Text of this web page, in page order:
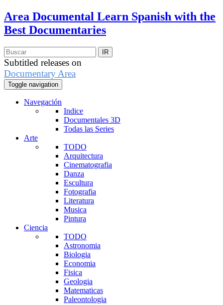
Area Documental Learn Spanish with the
Best Documentaries
Subtitled releases on
Documentary Area
Toggle navigation
Navegación
Indice
Documentales 3D
Todas las Series
Arte
TODO
Arquitectura
Cinematografia
Danza
Escultura
Fotografia
Literatura
Musica
Pintura
Ciencia
TODO
Astronomia
Biologia
Economia
Fisica
Geologia
Matematicas
Paleontologia